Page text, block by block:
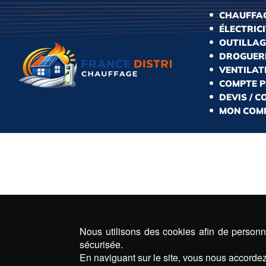
COMPTE
DEVIS /
MON
Nous utilisons des cookies afin de
sécurisée.
En naviguant sur le site, vous nous